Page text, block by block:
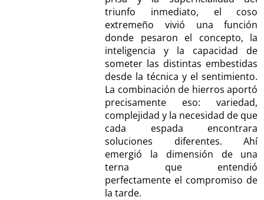
triunfo inmediato, el coso
extremeño vivió una función
donde pesaron el concepto, la
inteligencia y la capacidad de
someter las distintas embestidas
desde la técnica y el sentimiento.
La combinación de hierros aportó
precisamente eso: variedad,
complejidad y la necesidad de que
cada espada encontrara
soluciones diferentes. Ahí
emergió la dimensión de una
terna que entendió
perfectamente el compromiso de
la tarde.